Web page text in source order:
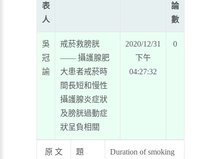
表
人
論
數
吳
冠
諭
戒菸救膀胱
—— 攝護腺肥
大患者戒菸時
間長短和慢性
攝護腺炎症狀
及膀胱過動症
狀呈負相關
2020/12/31
下午
04:27:32
0
原 文
題
Duration of smoking